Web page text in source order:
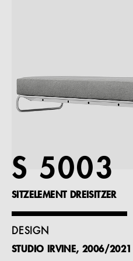
Magazin
Referenzen
DE
S 5003
SITZELEMENT DREISITZER
DESIGN
STUDIO IRVINE, 2006/2021